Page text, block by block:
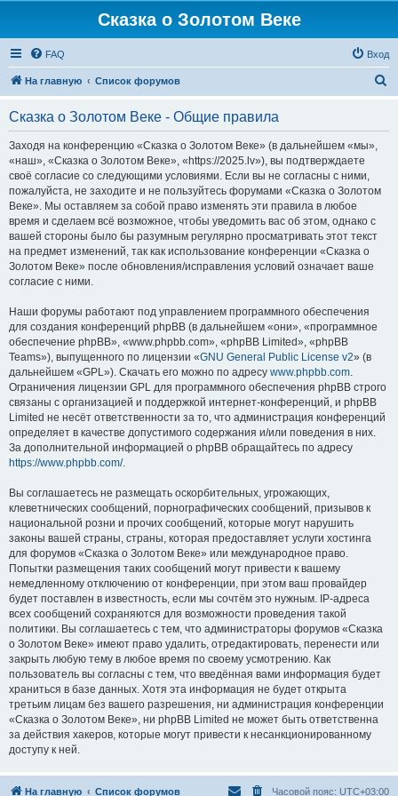
Сказка о Золотом Веке
FAQ Вход
На главную Список форумов
Сказка о Золотом Веке - Общие правила
Заходя на конференцию «Сказка о Золотом Веке» (в дальнейшем «мы»,
«наш», «Сказка о Золотом Веке», «https://2025.lv»), вы подтверждаете
своё согласие со следующими условиями. Если вы не согласны с ними,
пожалуйста, не заходите и не пользуйтесь форумами «Сказка о Золотом
Веке». Мы оставляем за собой право изменять эти правила в любое
время и сделаем всё возможное, чтобы уведомить вас об этом, однако с
вашей стороны было бы разумным регулярно просматривать этот текст
на предмет изменений, так как использование конференции «Сказка о
Золотом Веке» после обновления/исправления условий означает ваше
согласие с ними.
Наши форумы работают под управлением программного обеспечения
для создания конференций phpBB (в дальнейшем «они», «программное
обеспечение phpBB», «www.phpbb.com», «phpBB Limited», «phpBB
Teams»), выпущенного по лицензии «GNU General Public License v2» (в
дальнейшем «GPL»). Скачать его можно по адресу www.phpbb.com.
Ограничения лицензии GPL для программного обеспечения phpBB строго
связаны с организацией и поддержкой интернет-конференций, и phpBB
Limited не несёт ответственности за то, что администрация конференций
определяет в качестве допустимого содержания и/или поведения в них.
За дополнительной информацией о phpBB обращайтесь по адресу
https://www.phpbb.com/.
Вы соглашаетесь не размещать оскорбительных, угрожающих,
клеветнических сообщений, порнографических сообщений, призывов к
национальной розни и прочих сообщений, которые могут нарушить
законы вашей страны, страны, которая предоставляет услуги хостинга
для форумов «Сказка о Золотом Веке» или международное право.
Попытки размещения таких сообщений могут привести к вашему
немедленному отключению от конференции, при этом ваш провайдер
будет поставлен в известность, если мы сочтём это нужным. IP-адреса
всех сообщений сохраняются для возможности проведения такой
политики. Вы соглашаетесь с тем, что администраторы форумов «Сказка
о Золотом Веке» имеют право удалить, отредактировать, перенести или
закрыть любую тему в любое время по своему усмотрению. Как
пользователь вы согласны с тем, что введённая вами информация будет
храниться в базе данных. Хотя эта информация не будет открыта
третьим лицам без вашего разрешения, ни администрация конференции
«Сказка о Золотом Веке», ни phpBB Limited не может быть ответственна
за действия хакеров, которые могут привести к несанкционированному
доступу к ней.
На главную Список форумов Часовой пояс: UTC+03:00